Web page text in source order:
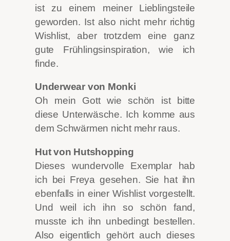
ist zu einem meiner Lieblingsteile
geworden. Ist also nicht mehr richtig
Wishlist, aber trotzdem eine ganz
gute Frühlingsinspiration, wie ich
finde.
Underwear von Monki
Oh mein Gott wie schön ist bitte
diese Unterwäsche. Ich komme aus
dem Schwärmen nicht mehr raus.
Hut von Hutshopping
Dieses wundervolle Exemplar hab
ich bei Freya gesehen. Sie hat ihn
ebenfalls in einer Wishlist vorgestellt.
Und weil ich ihn so schön fand,
musste ich ihn unbedingt bestellen.
Also eigentlich gehört auch dieses